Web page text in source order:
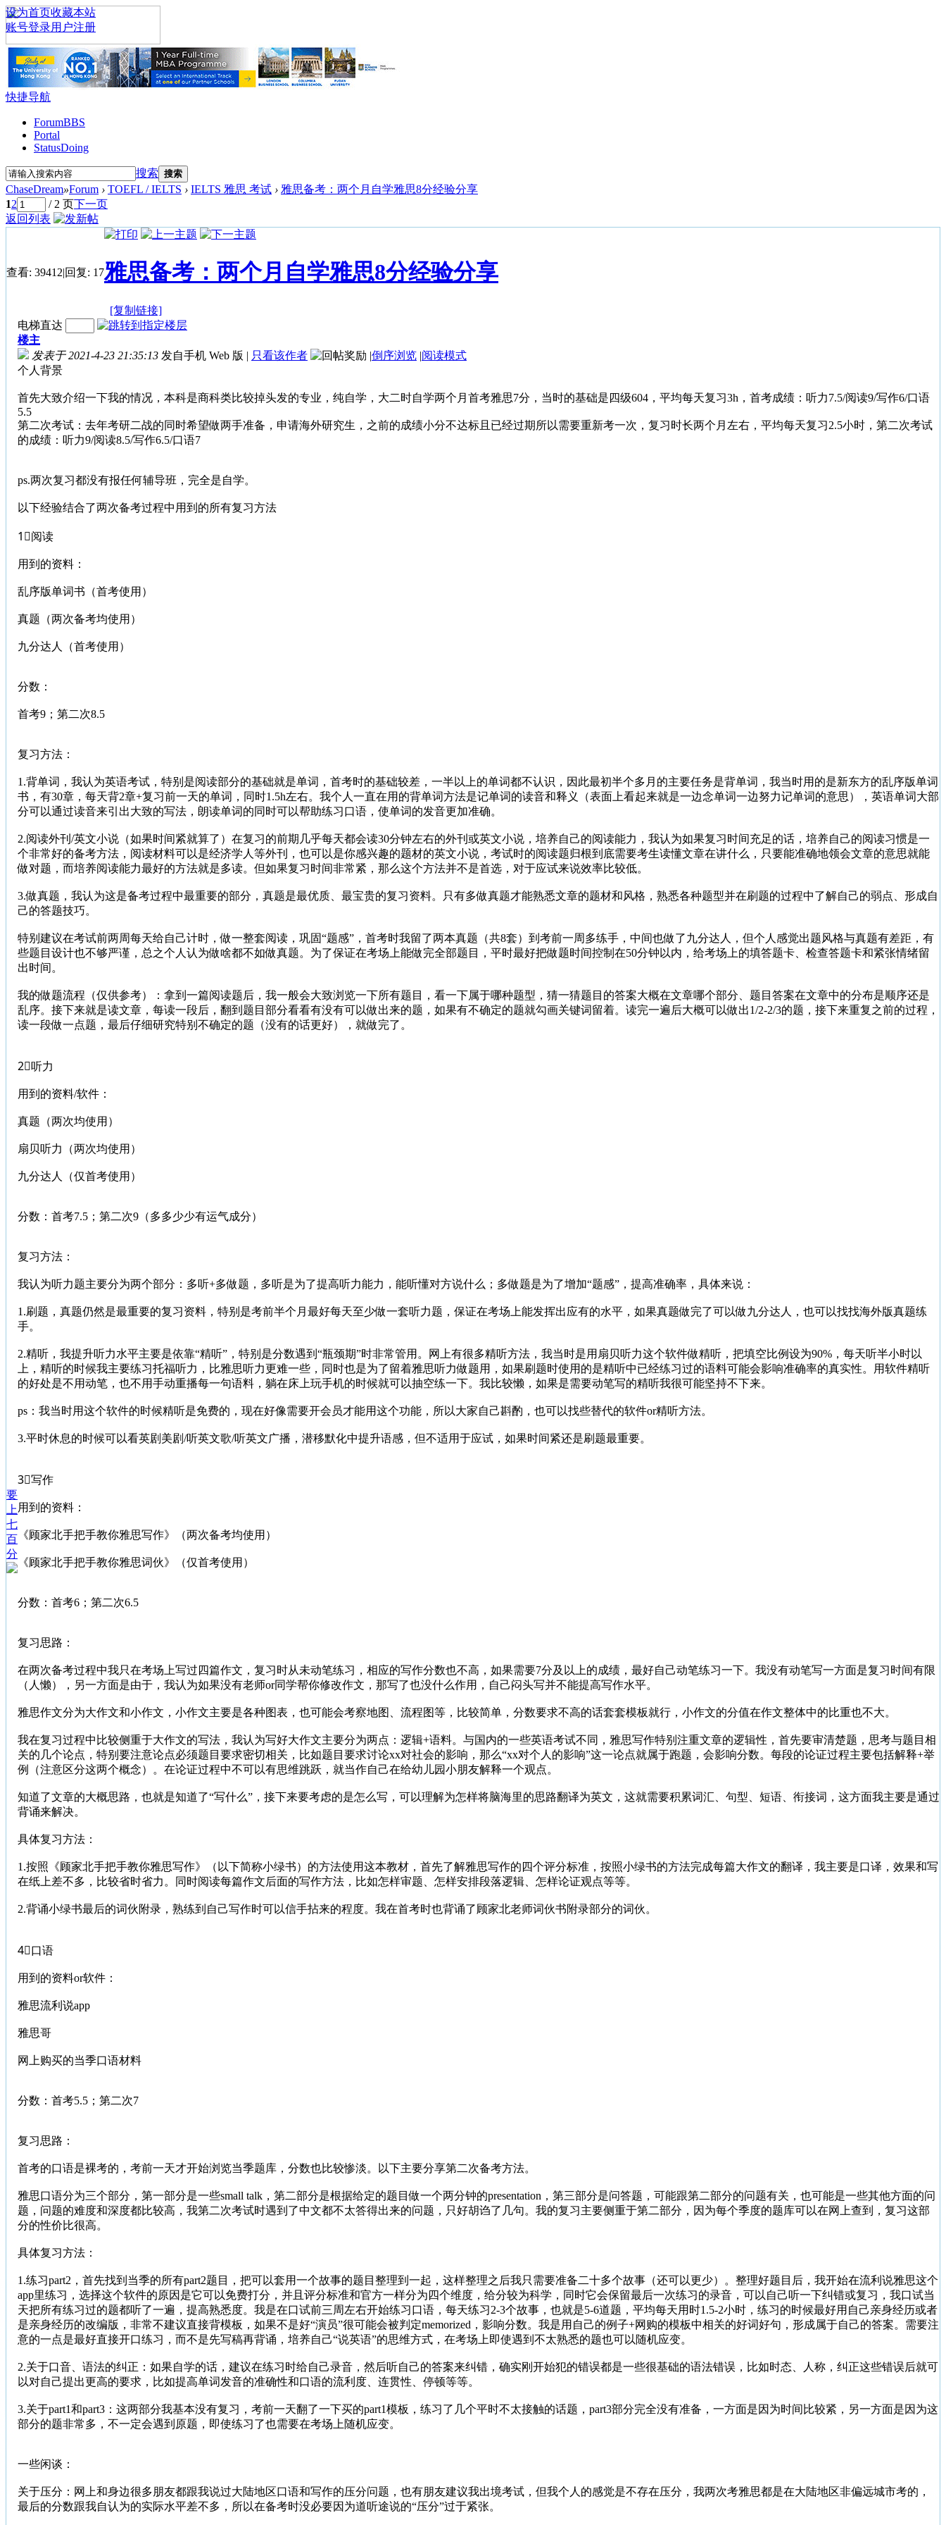
设为首页收藏本站
账号登录用户注册
快捷导航
ForumBBS
Portal
StatusDoing
搜索 搜索
ChaseDream»Forum › TOEFL / IELTS › IELTS 雅思 考试 › 雅思备考：两个月自学雅思8分经验分享
12 / 2 页下一页
返回列表
查看: 39412|回复: 17雅思备考：两个月自学雅思8分经验分享
[复制链接]
要
上
七
百
分
电梯直达
楼主
发表于 2021-4-23 21:35:13 发自手机 Web 版 | 只看该作者 |倒序浏览 |阅读模式
个人背景
首先大致介绍一下我的情况，本科是商科类比较掉头发的专业，纯自学，大二时自学两个月首考雅思7分，当时的基础是四级604，平均每天复习3h，首考成绩：听力7.5/阅读9/写作6/口语
5.5
第二次考试：去年考研二战的同时希望做两手准备，申请海外研究生，之前的成绩小分不达标且已经过期所以需要重新考一次，复习时长两个月左右，平均每天复习2.5小时，第二次考试
的成绩：听力9/阅读8.5/写作6.5/口语7
ps.两次复习都没有报任何辅导班，完全是自学。
以下经验结合了两次备考过程中用到的所有复习方法
1⃣️阅读
用到的资料：
乱序版单词书（首考使用）
真题（两次备考均使用）
九分达人（首考使用）
分数：
首考9；第二次8.5
复习方法：
1.背单词，我认为英语考试，特别是阅读部分的基础就是单词，首考时的基础较差，一半以上的单词都不认识，因此最初半个多月的主要任务是背单词，我当时用的是新东方的乱序版单词
书，有30章，每天背2章+复习前一天的单词，同时1.5h左右。我个人一直在用的背单词方法是记单词的读音和释义（表面上看起来就是一边念单词一边努力记单词的意思），英语单词大部
分可以通过读音来引出大致的写法，朗读单词的同时可以帮助练习口语，使单词的发音更加准确。
2.阅读外刊/英文小说（如果时间紧就算了）在复习的前期几乎每天都会读30分钟左右的外刊或英文小说，培养自己的阅读能力，我认为如果复习时间充足的话，培养自己的阅读习惯是一
个非常好的备考方法，阅读材料可以是经济学人等外刊，也可以是你感兴趣的题材的英文小说，考试时的阅读题归根到底需要考生读懂文章在讲什么，只要能准确地领会文章的意思就能
做对题，而培养阅读能力最好的方法就是多读。但如果复习时间非常紧，那么这个方法并不是首选，对于应试来说效率比较低。
3.做真题，我认为这是备考过程中最重要的部分，真题是最优质、最宝贵的复习资料。只有多做真题才能熟悉文章的题材和风格，熟悉各种题型并在刷题的过程中了解自己的弱点、形成自
己的答题技巧。
特别建议在考试前两周每天给自己计时，做一整套阅读，巩固“题感”，首考时我留了两本真题（共8套）到考前一周多练手，中间也做了九分达人，但个人感觉出题风格与真题有差距，有
些题目设计也不够严谨，总之个人认为做啥都不如做真题。为了保证在考场上能做完全部题目，平时最好把做题时间控制在50分钟以内，给考场上的填答题卡、检查答题卡和紧张情绪留
出时间。
我的做题流程（仅供参考）：拿到一篇阅读题后，我一般会大致浏览一下所有题目，看一下属于哪种题型，猜一猜题目的答案大概在文章哪个部分、题目答案在文章中的分布是顺序还是
乱序。接下来就是读文章，每读一段后，翻到题目部分看看有没有可以做出来的题，如果有不确定的题就勾画关键词留着。读完一遍后大概可以做出1/2-2/3的题，接下来重复之前的过程，
读一段做一点题，最后仔细研究特别不确定的题（没有的话更好），就做完了。
2⃣️听力
用到的资料/软件：
真题（两次均使用）
扇贝听力（两次均使用）
九分达人（仅首考使用）
分数：首考7.5；第二次9（多多少少有运气成分）
复习方法：
我认为听力题主要分为两个部分：多听+多做题，多听是为了提高听力能力，能听懂对方说什么；多做题是为了增加“题感”，提高准确率，具体来说：
1.刷题，真题仍然是最重要的复习资料，特别是考前半个月最好每天至少做一套听力题，保证在考场上能发挥出应有的水平，如果真题做完了可以做九分达人，也可以找找海外版真题练
手。
2.精听，我提升听力水平主要是依靠“精听”，特别是分数遇到“瓶颈期”时非常管用。网上有很多精听方法，我当时是用扇贝听力这个软件做精听，把填空比例设为90%，每天听半小时以
上，精听的时候我主要练习托福听力，比雅思听力更难一些，同时也是为了留着雅思听力做题用，如果刷题时使用的是精听中已经练习过的语料可能会影响准确率的真实性。用软件精听
的好处是不用动笔，也不用手动重播每一句语料，躺在床上玩手机的时候就可以抽空练一下。我比较懒，如果是需要动笔写的精听我很可能坚持不下来。
ps：我当时用这个软件的时候精听是免费的，现在好像需要开会员才能用这个功能，所以大家自己斟酌，也可以找些替代的软件or精听方法。
3.平时休息的时候可以看英剧美剧/听英文歌/听英文广播，潜移默化中提升语感，但不适用于应试，如果时间紧还是刷题最重要。
3⃣️写作
用到的资料：
《顾家北手把手教你雅思写作》（两次备考均使用）
《顾家北手把手教你雅思词伙》（仅首考使用）
分数：首考6；第二次6.5
复习思路：
在两次备考过程中我只在考场上写过四篇作文，复习时从未动笔练习，相应的写作分数也不高，如果需要7分及以上的成绩，最好自己动笔练习一下。我没有动笔写一方面是复习时间有限
（人懒），另一方面是由于，我认为如果没有老师or同学帮你修改作文，那写了也没什么作用，自己闷头写并不能提高写作水平。
雅思作文分为大作文和小作文，小作文主要是各种图表，也可能会考察地图、流程图等，比较简单，分数要求不高的话套套模板就行，小作文的分值在作文整体中的比重也不大。
我在复习过程中比较侧重于大作文的写法，我认为写好大作文主要分为两点：逻辑+语料。与国内的一些英语考试不同，雅思写作特别注重文章的逻辑性，首先要审清楚题，思考与题目相
关的几个论点，特别要注意论点必须题目要求密切相关，比如题目要求讨论xx对社会的影响，那么“xx对个人的影响”这一论点就属于跑题，会影响分数。每段的论证过程主要包括解释+举
例（注意区分这两个概念）。在论证过程中不可以有思维跳跃，就当作自己在给幼儿园小朋友解释一个观点。
知道了文章的大概思路，也就是知道了“写什么”，接下来要考虑的是怎么写，可以理解为怎样将脑海里的思路翻译为英文，这就需要积累词汇、句型、短语、衔接词，这方面我主要是通过
背诵来解决。
具体复习方法：
1.按照《顾家北手把手教你雅思写作》（以下简称小绿书）的方法使用这本教材，首先了解雅思写作的四个评分标准，按照小绿书的方法完成每篇大作文的翻译，我主要是口译，效果和写
在纸上差不多，比较省时省力。同时阅读每篇作文后面的写作方法，比如怎样审题、怎样安排段落逻辑、怎样论证观点等等。
2.背诵小绿书最后的词伙附录，熟练到自己写作时可以信手拈来的程度。我在首考时也背诵了顾家北老师词伙书附录部分的词伙。
4⃣️口语
用到的资料or软件：
雅思流利说app
雅思哥
网上购买的当季口语材料
分数：首考5.5；第二次7
复习思路：
首考的口语是裸考的，考前一天才开始浏览当季题库，分数也比较惨淡。以下主要分享第二次备考方法。
雅思口语分为三个部分，第一部分是一些small talk，第二部分是根据给定的题目做一个两分钟的presentation，第三部分是问答题，可能跟第二部分的问题有关，也可能是一些其他方面的问
题，问题的难度和深度都比较高，我第二次考试时遇到了中文都不太答得出来的问题，只好胡诌了几句。我的复习主要侧重于第二部分，因为每个季度的题库可以在网上查到，复习这部
分的性价比很高。
具体复习方法：
1.练习part2，首先找到当季的所有part2题目，把可以套用一个故事的题目整理到一起，这样整理之后我只需要准备二十多个故事（还可以更少）。整理好题目后，我开始在流利说雅思这个
app里练习，选择这个软件的原因是它可以免费打分，并且评分标准和官方一样分为四个维度，给分较为科学，同时它会保留最后一次练习的录音，可以自己听一下纠错或复习，我口试当
天把所有练习过的题都听了一遍，提高熟悉度。我是在口试前三周左右开始练习口语，每天练习2-3个故事，也就是5-6道题，平均每天用时1.5-2小时，练习的时候最好用自己亲身经历或者
是亲身经历的改编版，非常不建议直接背模板，如果不是好“演员”很可能会被判定memorized，影响分数。我是用自己的例子+网购的模板中相关的好词好句，形成属于自己的答案。需要注
意的一点是最好直接开口练习，而不是先写稿再背诵，培养自己“说英语”的思维方式，在考场上即使遇到不太熟悉的题也可以随机应变。
2.关于口音、语法的纠正：如果自学的话，建议在练习时给自己录音，然后听自己的答案来纠错，确实刚开始犯的错误都是一些很基础的语法错误，比如时态、人称，纠正这些错误后就可
以对自己提出更高的要求，比如提高单词发音的准确性和口语的流利度、连贯性、停顿等等。
3.关于part1和part3：这两部分我基本没有复习，考前一天翻了一下买的part1模板，练习了几个平时不太接触的话题，part3部分完全没有准备，一方面是因为时间比较紧，另一方面是因为这
部分的题非常多，不一定会遇到原题，即使练习了也需要在考场上随机应变。
一些闲谈：
关于压分：网上和身边很多朋友都跟我说过大陆地区口语和写作的压分问题，也有朋友建议我出境考试，但我个人的感觉是不存在压分，我两次考雅思都是在大陆地区非偏远城市考的，
最后的分数跟我自认为的实际水平差不多，所以在备考时没必要因为道听途说的“压分”过于紧张。